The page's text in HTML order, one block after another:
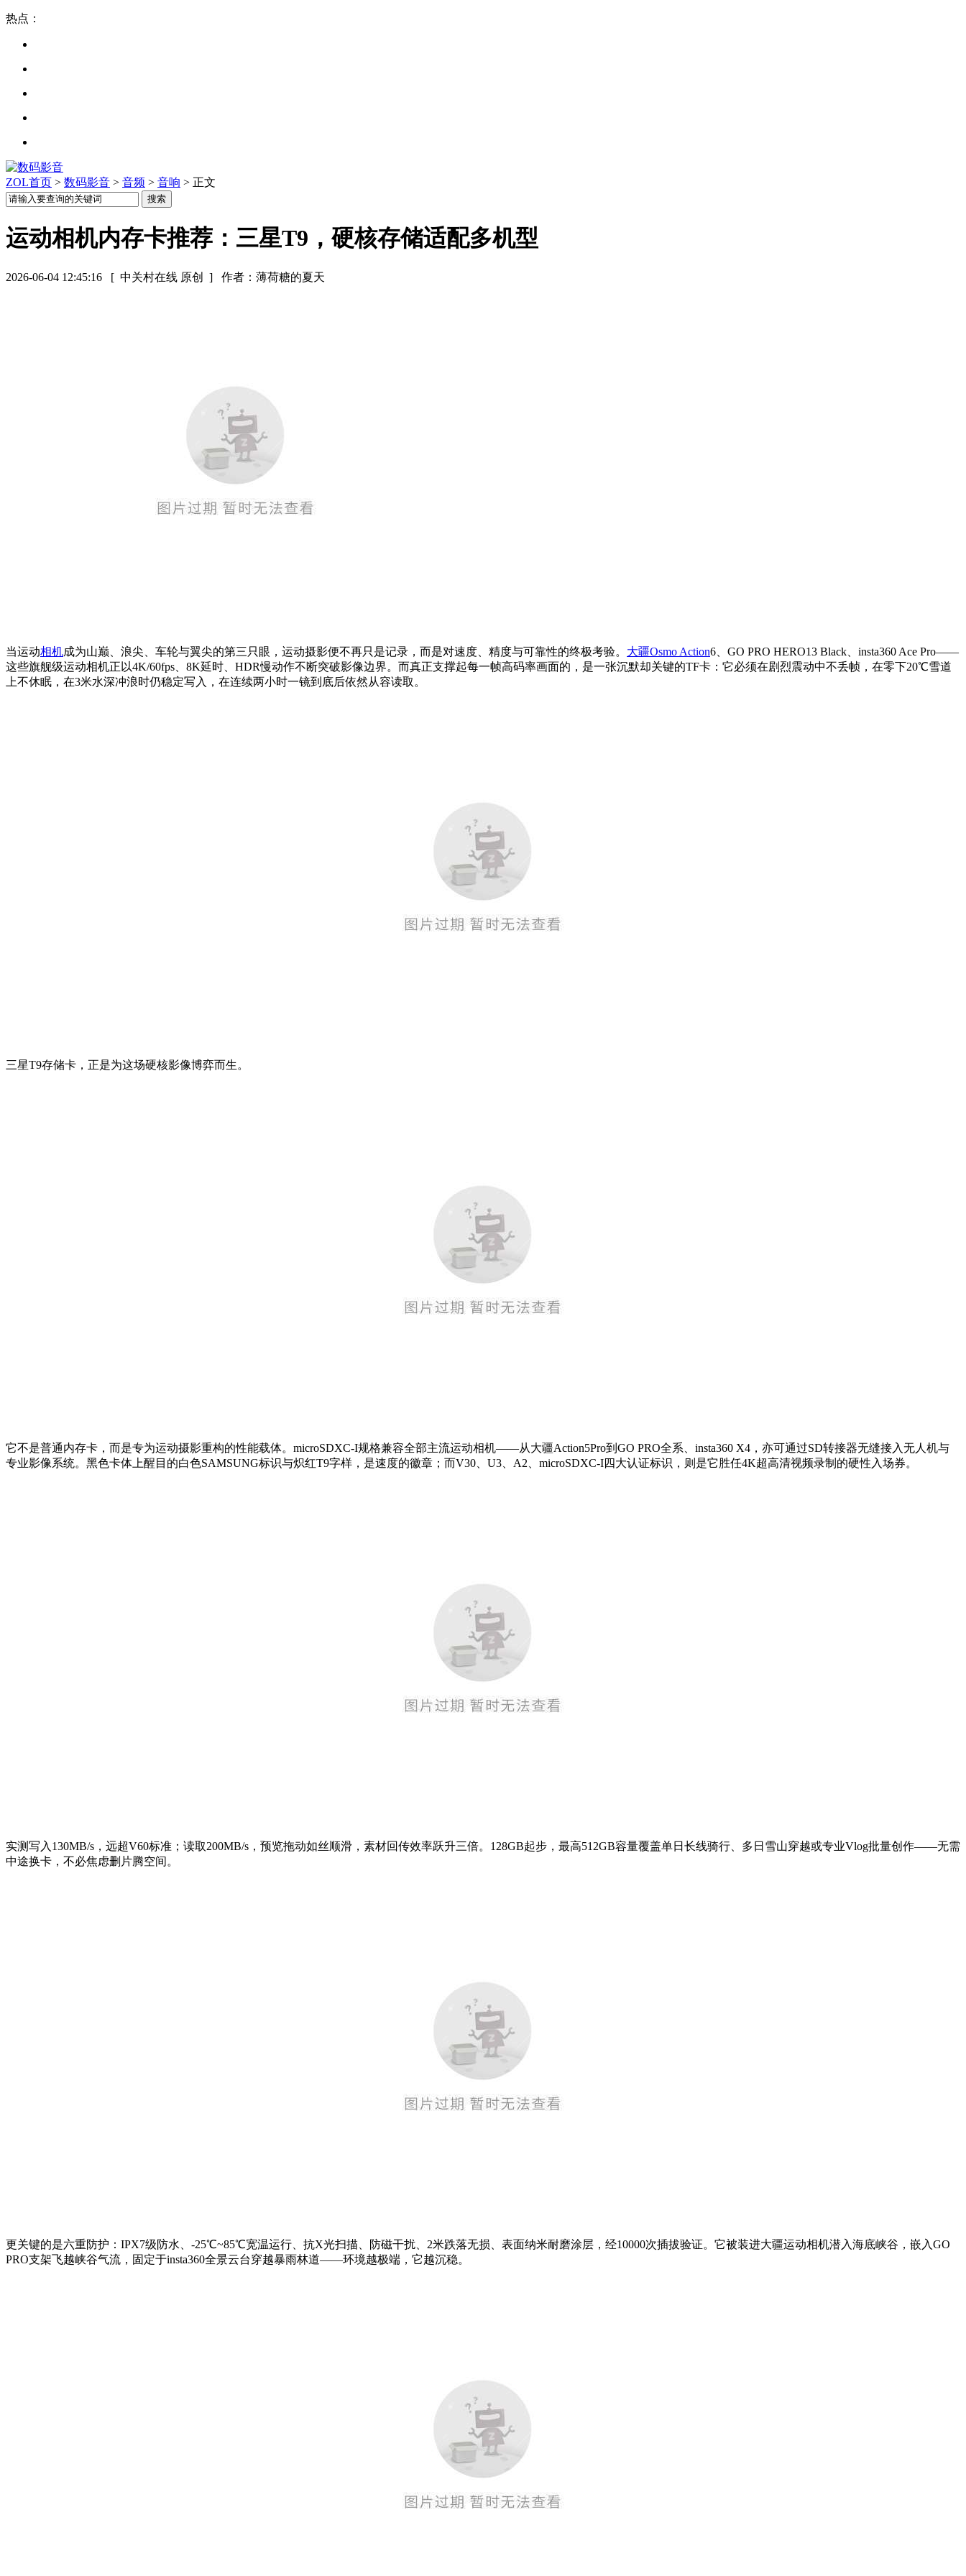
热点：
ZOL首页 > 数码影音 > 音频 > 音响 > 正文
运动相机内存卡推荐：三星T9，硬核存储适配多机型
2026-06-04 12:45:16 [ 中关村在线 原创 ] 作者：薄荷糖的夏天
当运动相机成为山巅、浪尖、车轮与翼尖的第三只眼，运动摄影便不再只是记录，而是对速度、精度与可靠性的终极考验。 大疆Osmo Action6、GO PRO HERO13 Black、insta360 Ace Pro——
这些旗舰级运动相机正以4K/60fps、8K延时、HDR慢动作不断突破影像边界。而真正支撑起每一帧高码率画面的，是一张沉默却关键的TF卡：它必须在剧烈震动中不丢帧，在零下20℃雪道
上不休眠，在3米水深冲浪时仍稳定写入，在连续两小时一镜到底后依然从容读取。
三星T9存储卡，正是为这场硬核影像博弈而生。
它不是普通内存卡，而是专为运动摄影重构的性能载体。microSDXC-I规格兼容全部主流运动相机——从大疆Action5Pro到GO PRO全系、insta360 X4，亦可通过SD转接器无缝接入无人机与
专业影像系统。黑色卡体上醒目的白色SAMSUNG标识与炽红T9字样，是速度的徽章；而V30、U3、A2、microSDXC-I四大认证标识，则是它胜任4K超高清视频录制的硬性入场券。
实测写入130MB/s，远超V60标准；读取200MB/s，预览拖动如丝顺滑，素材回传效率跃升三倍。128GB起步，最高512GB容量覆盖单日长线骑行、多日雪山穿越或专业Vlog批量创作——无需
中途换卡，不必焦虑删片腾空间。
更关键的是六重防护：IPX7级防水、-25℃~85℃宽温运行、抗X光扫描、防磁干扰、2米跌落无损、表面纳米耐磨涂层，经10000次插拔验证。它被装进大疆运动相机潜入海底峡谷，嵌入GO
PRO支架飞越峡谷气流，固定于insta360全景云台穿越暴雨林道——环境越极端，它越沉稳。